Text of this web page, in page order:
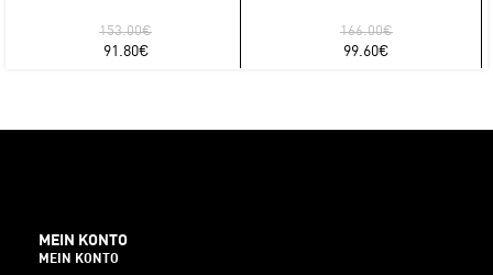
153.00€
91.80€
166.00€
99.60€
MEIN KONTO
MEIN KONTO